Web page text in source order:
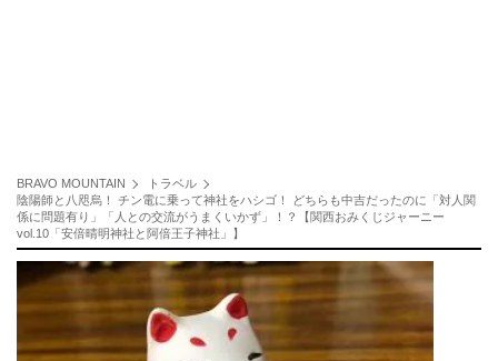
BRAVO MOUNTAIN
トラベル
陰陽師と八咫烏！ チン電に乗って神社をハシゴ！ どちらも中吉だったのに「対人関
係に問題有り」「人との交流がうまくいかず」！？【関西おみくじジャーニー
vol.10「安倍晴明神社と阿倍王子神社」】